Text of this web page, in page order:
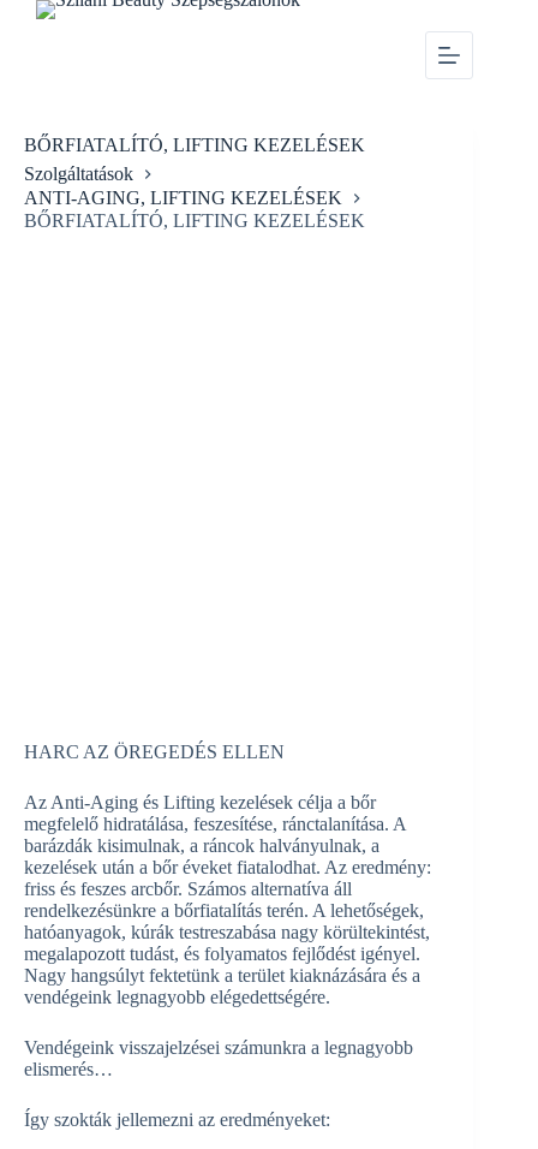
BŐRFIATALÍTÓ, LIFTING KEZELÉSEK
Szolgáltatások
ANTI-AGING, LIFTING KEZELÉSEK
BŐRFIATALÍTÓ, LIFTING KEZELÉSEK
HARC AZ ÖREGEDÉS ELLEN
Az Anti-Aging és Lifting kezelések célja a bőr
megfelelő hidratálása, feszesítése, ránctalanítása. A
barázdák kisimulnak, a ráncok halványulnak, a
kezelések után a bőr éveket fiatalodhat. Az eredmény:
friss és feszes arcbőr. Számos alternatíva áll
rendelkezésünkre a bőrfiatalítás terén. A lehetőségek,
hatóanyagok, kúrák testreszabása nagy körültekintést,
megalapozott tudást, és folyamatos fejlődést igényel.
Nagy hangsúlyt fektetünk a terület kiaknázására és a
vendégeink legnagyobb elégedettségére.
Vendégeink visszajelzései számunkra a legnagyobb
elismerés…
Így szokták jellemezni az eredményeket: